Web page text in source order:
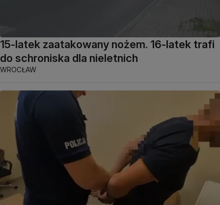
15-latek zaatakowany nożem. 16-latek trafi
do schroniska dla nieletnich
WROCŁAW